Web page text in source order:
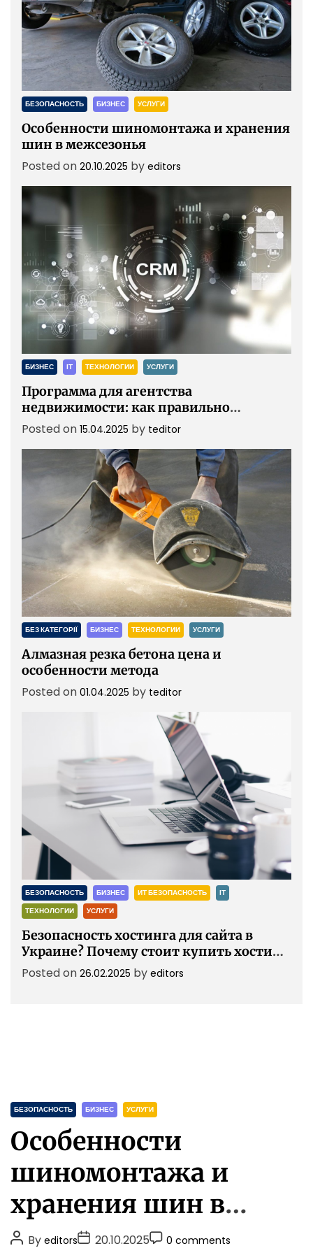
БЕЗОПАСНОСТЬ БИЗНЕС УСЛУГИ
Особенности шиномонтажа и хранения
шин в межсезонья
Posted on 20.10.2025 by editors
БИЗНЕС ІТ ТЕХНОЛОГИИ УСЛУГИ
Программа для агентства
недвижимости: как правильно
внедрить и настроить CRM
Posted on 15.04.2025 by teditor
БЕЗ КАТЕГОРІЇ БИЗНЕС ТЕХНОЛОГИИ УСЛУГИ
Алмазная резка бетона цена и
особенности метода
Posted on 01.04.2025 by teditor
БЕЗОПАСНОСТЬ БИЗНЕС ИТ БЕЗОПАСНОСТЬ
ІТ
ТЕХНОЛОГИИ
УСЛУГИ
Безопасность хостинга для сайта в
Украине? Почему стоит купить хостинг
для сайта в Украине?
Posted on 26.02.2025 by editors
C
t
g
r
e
БЕЗОПАСНОСТЬ БИЗНЕС УСЛУГИ
Особенности
шиномонтажа и
хранения шин в
межсезонья
P
By editorsP
20.10.2025P
0 comments